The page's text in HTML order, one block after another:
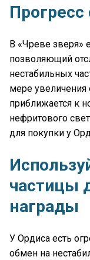
В «Чреве зверя»
позволяющий
нестабильных
мере увеличения
приближается к
нефритового
для покупки у
частицы
награды
У Ордиса есть
обмен на